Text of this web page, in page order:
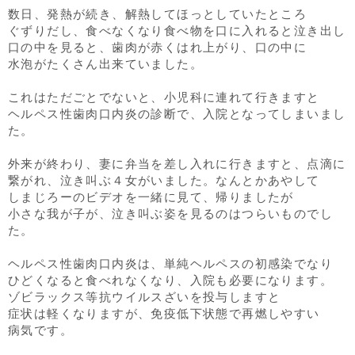
数日、発熱が続き、解熱してほっとしていたところ
ぐずりだし、食べなくなり食べ物を口に入れると泣き出し
口の中を見ると、歯肉が赤くはれ上がり、口の中に
水泡がたくさん出来ていました。
これはただごとでないと、小児科に連れて行きますと
ヘルペス性歯肉口内炎の診断で、入院となってしまいまし
た。
外来が終わり、妻に弁当を差し入れに行きますと、点滴に
繋がれ、泣き叫ぶ４女がいました。なんとかあやして
しまじろーのビデオを一緒に見て、帰りましたが
小さな我が子が、泣き叫ぶ姿を見るのはつらいものでし
た。
ヘルペス性歯肉口内炎は、単純ヘルペスの初感染でなり
ひどくなると食べれなくなり、入院も必要になります。
ゾビラックス等抗ウイルスざいを投与しますと
症状は軽くなりますが、免疫低下状態で再燃しやすい
病気です。